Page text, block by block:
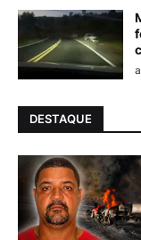
DESTAQUE